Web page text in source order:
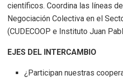
científicos. Coordina las líneas
Negociación Colectiva en el
(CUDECOOP e Instituto Juan
EJES DEL INTERCAMBIO
¿Participan nuestras